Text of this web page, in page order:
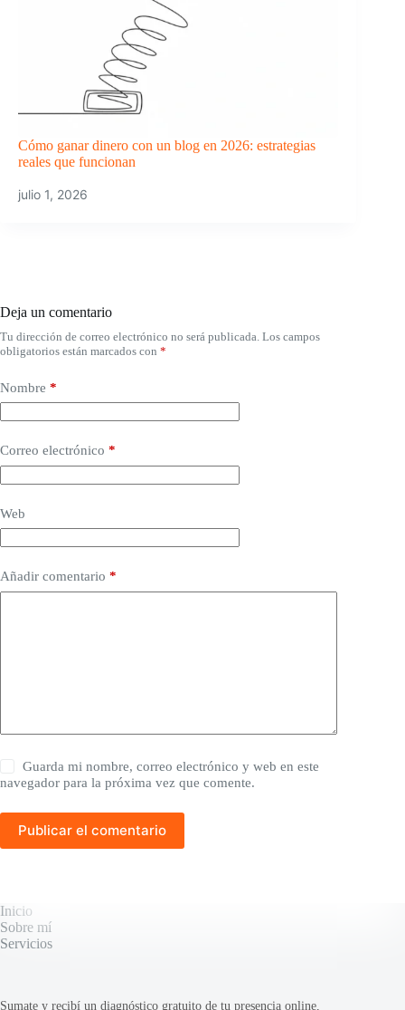
Cómo ganar dinero con un blog en 2026: estrategias
reales que funcionan
julio 1, 2026
Deja un comentario
Tu dirección de correo electrónico no será publicada. Los campos
obligatorios están marcados con *
Nombre *
Correo electrónico *
Web
Añadir comentario *
Guarda mi nombre, correo electrónico y web en este
navegador para la próxima vez que comente.
Publicar el comentario
Inicio
Sobre mí
Servicios
Sumate y recibí un diagnóstico gratuito de tu presencia online,